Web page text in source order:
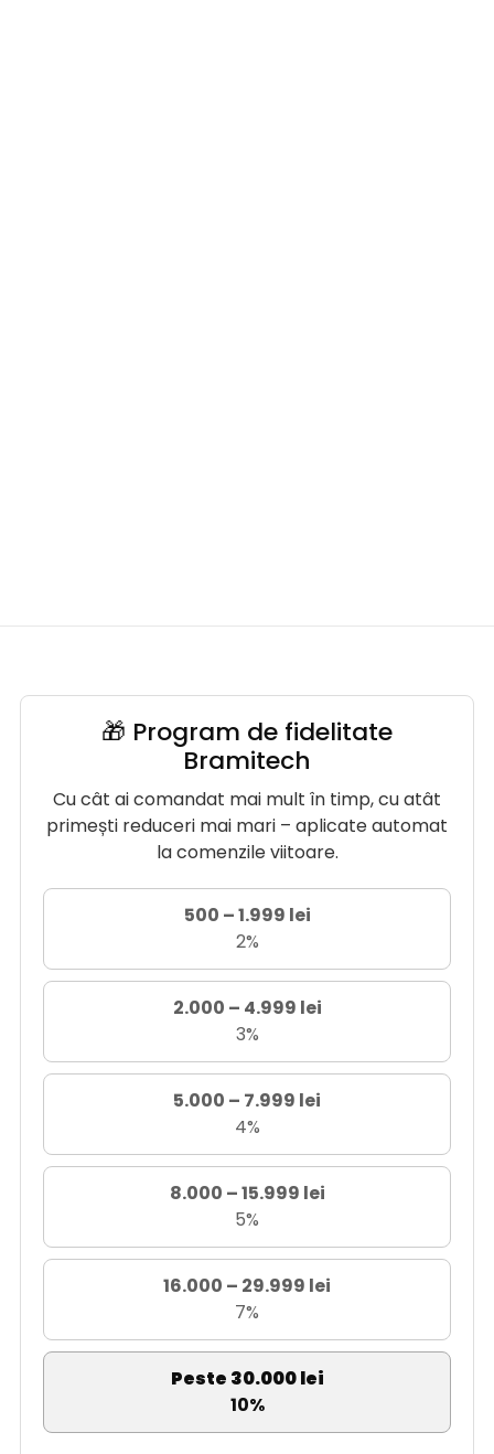
🎁 Program de fidelitate
Bramitech
Cu cât ai comandat mai mult în timp, cu atât
primești reduceri mai mari – aplicate automat
la comenzile viitoare.
500 – 1.999 lei
2%
2.000 – 4.999 lei
3%
5.000 – 7.999 lei
4%
8.000 – 15.999 lei
5%
16.000 – 29.999 lei
7%
Peste 30.000 lei
10%